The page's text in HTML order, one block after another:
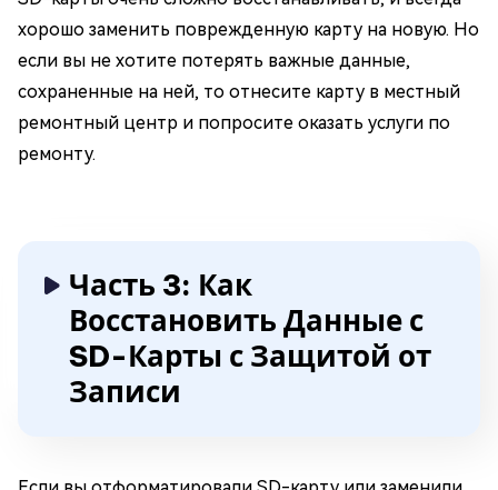
хорошо заменить поврежденную карту на новую. Но
если вы не хотите потерять важные данные,
сохраненные на ней, то отнесите карту в местный
ремонтный центр и попросите оказать услуги по
ремонту.
Часть 3: Как
Восстановить Данные с
SD-Карты с Защитой от
Записи